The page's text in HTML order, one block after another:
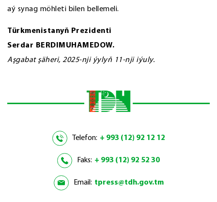
aý synag möhleti bilen bellemeli.
Türkmenistanyň Prezidenti
Serdar BERDIMUHAMEDOW.
Aşgabat şäheri, 2025-nji ýylyň 11-nji iýuly.
Telefon: + 993 (12) 92 12 12
Faks: + 993 (12) 92 52 30
Email: tpress@tdh.gov.tm